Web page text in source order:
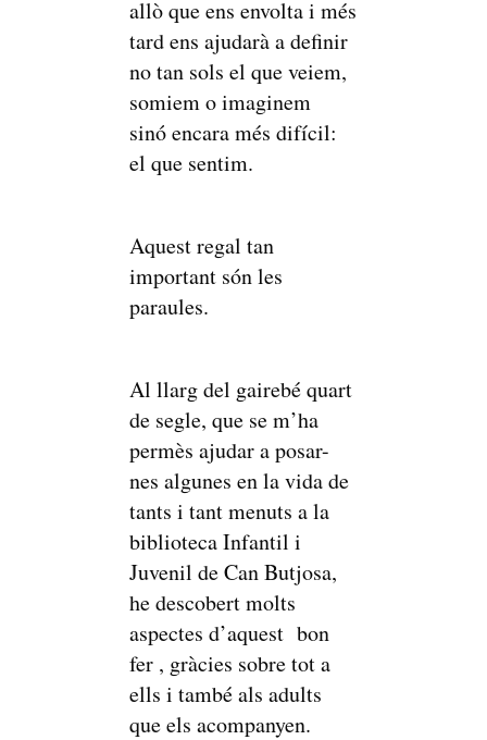
allò que ens envolta i més
tard ens ajudarà a definir
no tan sols el que veiem,
somiem o imaginem
sinó encara més difícil:
el que sentim.
Aquest regal tan
important són les
paraules.
Al llarg del gairebé quart
de segle, que se m’ha
permès ajudar a posar-
nes algunes en la vida de
tants i tant menuts a la
biblioteca Infantil i
Juvenil de Can Butjosa,
he descobert molts
aspectes d’aquest bon
fer , gràcies sobre tot a
ells i també als adults
que els acompanyen.